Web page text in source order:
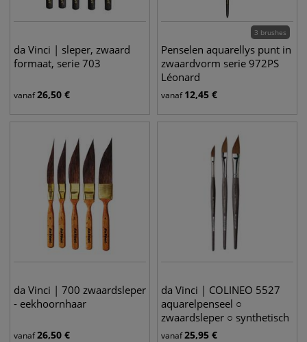
da Vinci | sleper, zwaard
formaat, serie 703
vanaf26,50 €
3 brushes
Penselen aquarellys punt in
zwaardvorm serie 972PS
Léonard
vanaf 12,45 €
da Vinci | 700 zwaardsleper
- eekhoornhaar
vanaf26,50 €
da Vinci | COLINEO 5527
aquarelpenseel ○
zwaardsleper ○ synthetisch
haar
vanaf25,95 €